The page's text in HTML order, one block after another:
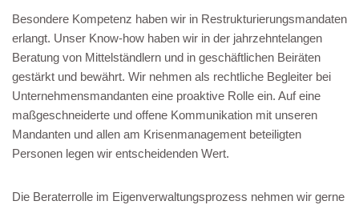
Besondere Kompetenz haben wir in Restrukturierungsmandaten
erlangt. Unser Know-how haben wir in der jahrzehntelangen
Beratung von Mittelständlern und in geschäftlichen Beiräten
gestärkt und bewährt. Wir nehmen als rechtliche Begleiter bei
Unternehmensmandanten eine proaktive Rolle ein. Auf eine
maßgeschneiderte und offene Kommunikation mit unseren
Mandanten und allen am Krisenmanagement beteiligten
Personen legen wir entscheidenden Wert.
Die Beraterrolle im Eigenverwaltungsprozess nehmen wir gerne